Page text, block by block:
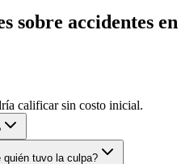
sobre accidentes en
calificar sin costo inicial.
tuvo la culpa?